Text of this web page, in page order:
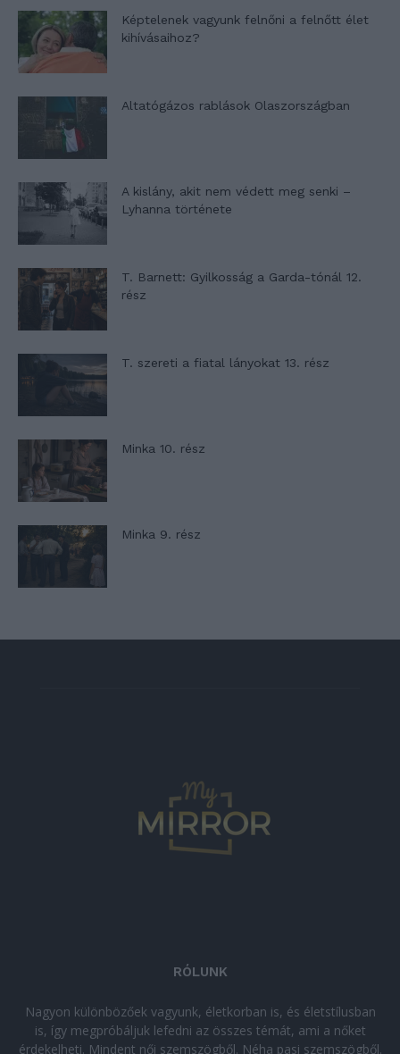
Képtelenek vagyunk felnőni a felnőtt élet
kihívásaihoz?
Altatógázos rablások Olaszországban
A kislány, akit nem védett meg senki –
Lyhanna története
T. Barnett: Gyilkosság a Garda-tónál 12.
rész
T. szereti a fiatal lányokat 13. rész
Minka 10. rész
Minka 9. rész
RÓLUNK
Nagyon különbözőek vagyunk, életkorban is, és életstílusban
is, így megpróbáljuk lefedni az összes témát, ami a nőket
érdekelheti. Mindent női szemszögből. Néha pasi szemszögből.